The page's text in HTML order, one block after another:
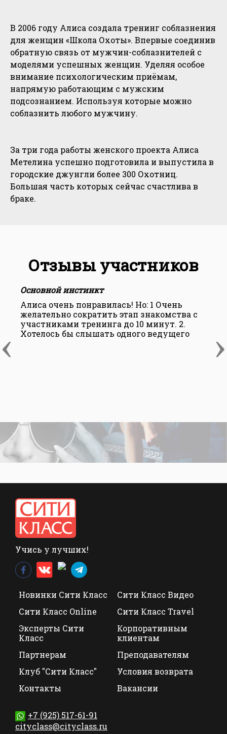
В 2006 году Алиса создала тренинг соблазнения
для женщин «Школа Охоты». Впервые соединив
обратную связь от мужчин-соблазнителей с
моделями успешных женщин. Уделяя особое
внимание психологическим приёмам,
напрямую работающим с мужским
подсознанием. Используя которые можно
соблазнить любого мужчину.
За три года работы женского проекта Алиса
Метелина успешно подготовила и выпустила в
городские джунгли более 300 Охотниц.
Большая часть которых сейчас счастлива в
браке.
Отзывы участников
‹ ›
Основной инстинкт
Алиса очень понравилась! Но: 1 Очень
желательно сократить этап знакомства с
участниками тренинга до 10 минут. 2.
Хотелось бы слышать одного ведущего
Учись у лучших!
Новинки Сити Класс
Сити Класс Видео
Сити Класс Online
Сити Класс Travel
Эксперты Сити
Класс
Корпоративным
клиентам
Партнерам
Преподавателям
Клуб "Сити Класс"
Условия возврата
Контакты
Вакансии
+7 (925) 517-61-91
cityclass@cityclass.ru